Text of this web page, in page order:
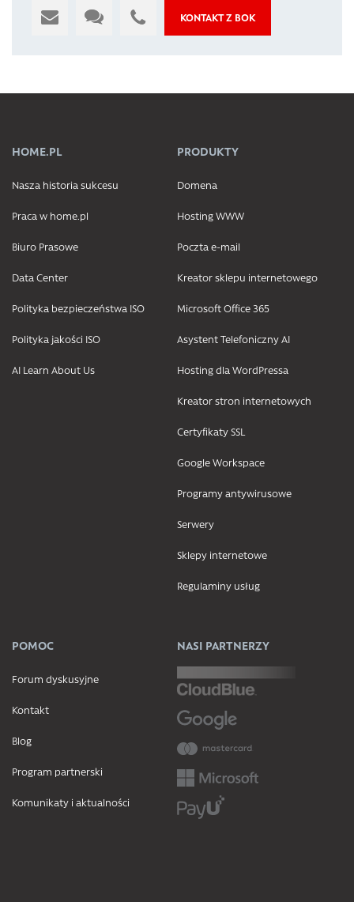
KONTAKT Z BOK
HOME.PL
Nasza historia sukcesu
Praca w home.pl
Biuro Prasowe
Data Center
Polityka bezpieczeństwa ISO
Polityka jakości ISO
AI Learn About Us
PRODUKTY
Domena
Hosting WWW
Poczta e-mail
Kreator sklepu internetowego
Microsoft Office 365
Asystent Telefoniczny AI
Hosting dla WordPressa
Kreator stron internetowych
Certyfikaty SSL
Google Workspace
Programy antywirusowe
Serwery
Sklepy internetowe
Regulaminy usług
POMOC
Forum dyskusyjne
Kontakt
Blog
Program partnerski
Komunikaty i aktualności
NASI PARTNERZY